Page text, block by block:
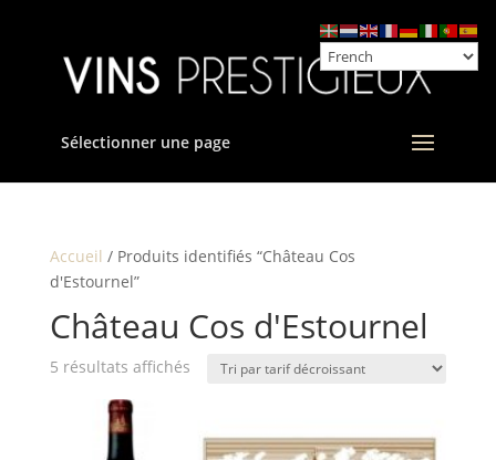
Sélectionner une page
Accueil / Produits identifiés “Château Cos
d'Estournel”
Château Cos d'Estournel
5 résultats affichésTrié
décroissant